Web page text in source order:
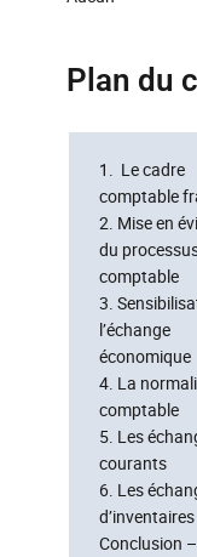
Plan du
1. Le cadre
comptable
2. Mise en
du
comptable
3.
l’échange
économique
4. La
comptable
5. Les
courants
6. Les
d’inventaires
Conclusion –